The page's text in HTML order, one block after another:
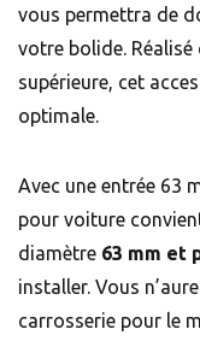
vous permettra de
votre bolide. Réalisé
supérieure, cet
optimale.
Avec une entrée 63
pour voiture
diamètre 63 mm et
installer. Vous
carrosserie pour le